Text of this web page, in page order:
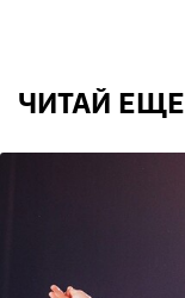
ЧИТАЙ ЕЩЕ